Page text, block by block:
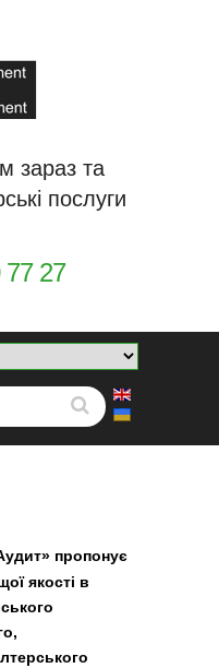
зараз та
послуги
77 27
пропонує
якості в